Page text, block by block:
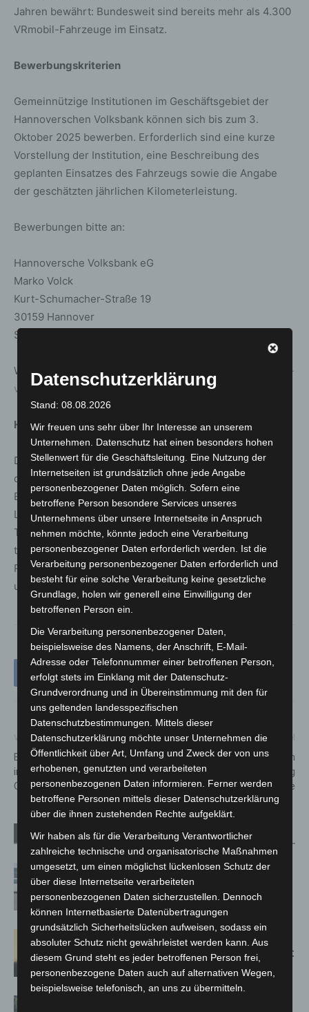
Jahren bewährt: Bundesweit sind bereits mehr als 4.300
VRmobil-Fahrzeuge im Einsatz.
Bewerbungskriterien
Gemeinnützige Institutionen im Geschäftsgebiet der
Hannoverschen Volksbank können sich bis zum 3.
Oktober 2025 bewerben. Erforderlich sind eine kurze
Vorstellung der Institution, eine Beschreibung des
geplanten Einsatzes des Fahrzeugs sowie die Angabe
der geschätzten jährlichen Kilometerleistung.
Bewerbungen bitte an:
Hannoversche Volksbank eG
Marko Volck
Kurt-Schumacher-Straße 19
30159 Hannover
Stichwort: VRmobil
Weitere Informationen gibt es unter:
www.hannoversche-
volksbank.de/vrmobil
Hintergrund: VR-GewinnSparen
Die Reinerträge stammen aus dem VR-GewinnSparen
der genossenschaftlichen Bankengruppe. Mit einem
Einsatz von 5 Euro monatlich – davon 1 Euro
Lotterieeinsatz und 4 Euro Sparbeitrag – können
Teilnehmende sparen, gewinnen und gleichzeitig Gutes
tun. Die Reinerträge werden über die Volksbanken und
Raiffeisenbanken als Geld- und Sachspenden an soziale
und kulturelle Einrichtungen vergeben.
Vorheriger Artikel
Ballenpresse in Wietzenbruch
in Flammen – Feuerwehr im
Großeinsatz
Nächster Artikel
Badeverbot für Großen Teich
in Hannover – Badewarnung
für Natelsheider See
Verwandte Artikel Mehr vom Autor
Niedersachsen: Feuerwehrkräfte
kehren nach Waldbrandeinsatz aus
Spanien zurück
Hannover: Erste Tigermücken-
Population in Niedersachsen entdeckt
Datenschutzerklärung
Stand: 08.08.2026
Wir freuen uns sehr über Ihr Interesse an unserem
Unternehmen. Datenschutz hat einen besonders hohen
Stellenwert für die Geschäftsleitung. Eine Nutzung der
Internetseiten ist grundsätzlich ohne jede Angabe
personenbezogener Daten möglich. Sofern eine
betroffene Person besondere Services unseres
Unternehmens über unsere Internetseite in Anspruch
nehmen möchte, könnte jedoch eine Verarbeitung
personenbezogener Daten erforderlich werden. Ist die
Verarbeitung personenbezogener Daten erforderlich und
besteht für eine solche Verarbeitung keine gesetzliche
Grundlage, holen wir generell eine Einwilligung der
betroffenen Person ein.
Die Verarbeitung personenbezogener Daten,
beispielsweise des Namens, der Anschrift, E-Mail-
Adresse oder Telefonnummer einer betroffenen Person,
erfolgt stets im Einklang mit der Datenschutz-
Grundverordnung und in Übereinstimmung mit den für
uns geltenden landesspezifischen
Datenschutzbestimmungen. Mittels dieser
Datenschutzerklärung möchte unser Unternehmen die
Öffentlichkeit über Art, Umfang und Zweck der von uns
erhobenen, genutzten und verarbeiteten
personenbezogenen Daten informieren. Ferner werden
betroffene Personen mittels dieser Datenschutzerklärung
über die ihnen zustehenden Rechte aufgeklärt.
Wir haben als für die Verarbeitung Verantwortlicher
zahlreiche technische und organisatorische Maßnahmen
umgesetzt, um einen möglichst lückenlosen Schutz der
über diese Internetseite verarbeiteten
personenbezogenen Daten sicherzustellen. Dennoch
können Internetbasierte Datenübertragungen
grundsätzlich Sicherheitslücken aufweisen, sodass ein
absoluter Schutz nicht gewährleistet werden kann. Aus
diesem Grund steht es jeder betroffenen Person frei,
personenbezogene Daten auch auf alternativen Wegen,
beispielsweise telefonisch, an uns zu übermitteln.